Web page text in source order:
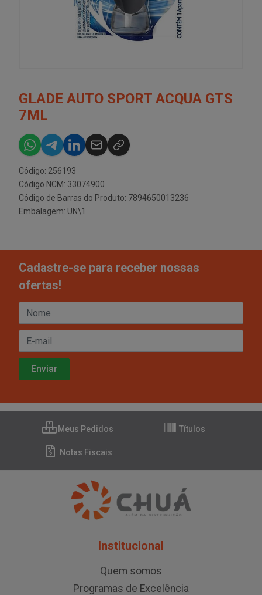
GLADE AUTO SPORT ACQUA GTS
7ML
Código: 256193
Código NCM: 33074900
Código de Barras do Produto: 7894650013236
Embalagem: UN\1
Cadastre-se para receber nossas
ofertas!
Meus Pedidos Títulos
Notas Fiscais
Institucional
Quem somos
Programas de Excelência